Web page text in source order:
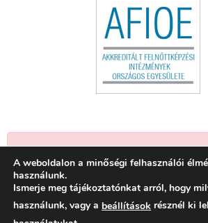
Jelenleg nincsenek események.
A weboldalon a minőségi felhasználói
használunk.
Ismerje meg tájékoztatónkat arról, hogy
használunk, vagy a beállítások résznél ki